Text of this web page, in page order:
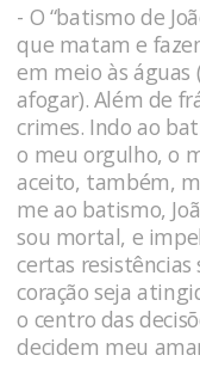
- O “batismo de
que matam e
em meio às águas
afogar). Além de
crimes. Indo ao
o meu orgulho, o
aceito, também,
me ao batismo,
sou mortal, e
certas resistências
coração seja
o centro das
decidem meu